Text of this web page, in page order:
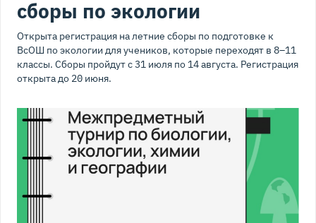
сборы по экологии
Открыта регистрация на летние сборы по подготовке к
ВсОШ по экологии для учеников, которые переходят в 8–11
классы. Сборы пройдут с 31 июля по 14 августа. Регистрация
открыта до 20 июня.